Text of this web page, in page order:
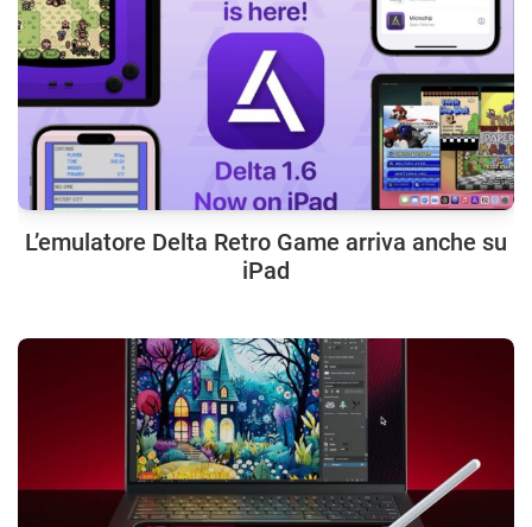
L’emulatore Delta Retro Game arriva anche su
iPad